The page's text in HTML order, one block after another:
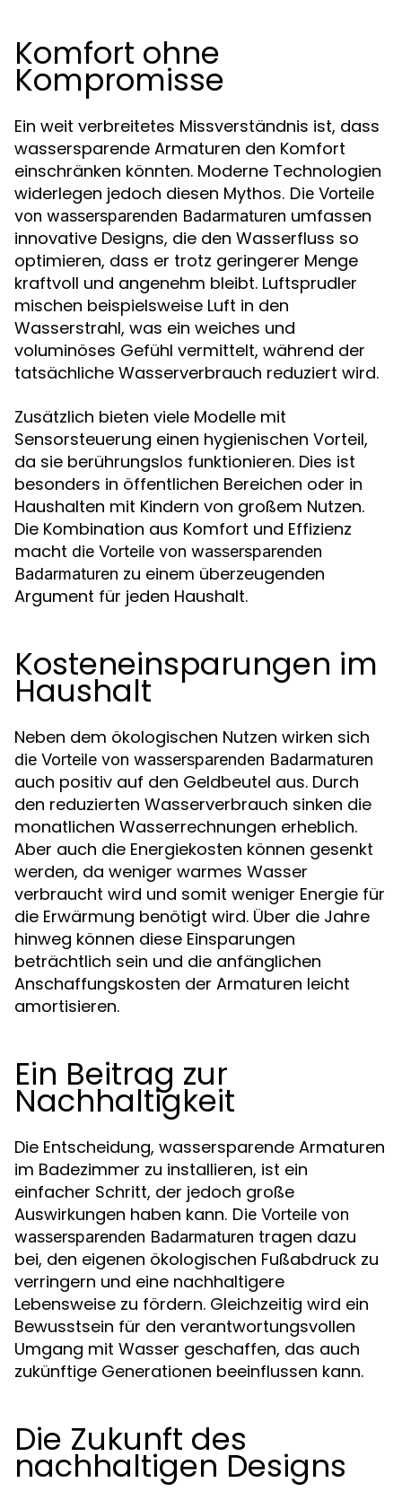
Komfort ohne
Kompromisse
Ein weit verbreitetes Missverständnis ist, dass
wassersparende Armaturen den Komfort
einschränken könnten. Moderne Technologien
widerlegen jedoch diesen Mythos. Die Vorteile
von wassersparenden Badarmaturen umfassen
innovative Designs, die den Wasserfluss so
optimieren, dass er trotz geringerer Menge
kraftvoll und angenehm bleibt. Luftsprudler
mischen beispielsweise Luft in den
Wasserstrahl, was ein weiches und
voluminöses Gefühl vermittelt, während der
tatsächliche Wasserverbrauch reduziert wird.
Zusätzlich bieten viele Modelle mit
Sensorsteuerung einen hygienischen Vorteil,
da sie berührungslos funktionieren. Dies ist
besonders in öffentlichen Bereichen oder in
Haushalten mit Kindern von großem Nutzen.
Die Kombination aus Komfort und Effizienz
macht die Vorteile von wassersparenden
Badarmaturen zu einem überzeugenden
Argument für jeden Haushalt.
Kosteneinsparungen im
Haushalt
Neben dem ökologischen Nutzen wirken sich
die Vorteile von wassersparenden Badarmaturen
auch positiv auf den Geldbeutel aus. Durch
den reduzierten Wasserverbrauch sinken die
monatlichen Wasserrechnungen erheblich.
Aber auch die Energiekosten können gesenkt
werden, da weniger warmes Wasser
verbraucht wird und somit weniger Energie für
die Erwärmung benötigt wird. Über die Jahre
hinweg können diese Einsparungen
beträchtlich sein und die anfänglichen
Anschaffungskosten der Armaturen leicht
amortisieren.
Ein Beitrag zur
Nachhaltigkeit
Die Entscheidung, wassersparende Armaturen
im Badezimmer zu installieren, ist ein
einfacher Schritt, der jedoch große
Auswirkungen haben kann. Die Vorteile von
wassersparenden Badarmaturen tragen dazu
bei, den eigenen ökologischen Fußabdruck zu
verringern und eine nachhaltigere
Lebensweise zu fördern. Gleichzeitig wird ein
Bewusstsein für den verantwortungsvollen
Umgang mit Wasser geschaffen, das auch
zukünftige Generationen beeinflussen kann.
Die Zukunft des
nachhaltigen Designs